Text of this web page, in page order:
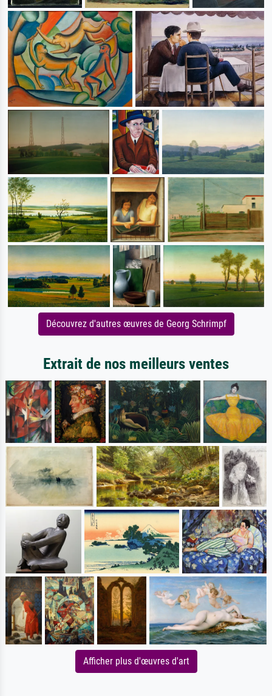
Découvrez d'autres œuvres de Georg Schrimpf
Extrait de nos meilleurs ventes
Afficher plus d'œuvres d'art